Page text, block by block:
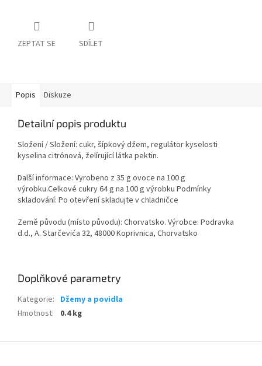
ZEPTAT SE SDÍLET
Popis Diskuze
Detailní popis produktu
Složení / Složení: cukr, šípkový džem, regulátor kyselosti
kyselina citrónová, želírující látka pektin.
Další informace: Vyrobeno z 35 g ovoce na 100 g
výrobku.Celkové cukry 64 g na 100 g výrobku Podmínky
skladování: Po otevření skladujte v chladničce
Země původu (místo původu): Chorvatsko. Výrobce: Podravka
d.d., A. Starčevića 32, 48000 Koprivnica, Chorvatsko
Doplňkové parametry
Kategorie: Džemy a povidla
Hmotnost: 0.4 kg